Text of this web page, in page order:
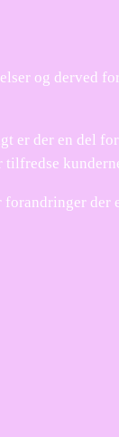
og derved
er der en del
der